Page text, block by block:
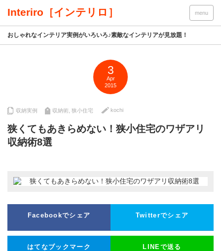
Interiro［インテリロ］ menu
おしゃれなインテリア実例がいろいろ♪素敵なインテリアが見放題！
3
Apr
2015
収納実例 収納術 狭小住宅 kochi
狭くてもあきらめない！狭小住宅のワザアリ
収納術8選
Facebookでシェア Twitterでシェア
はてなブックマーク LINEで送る